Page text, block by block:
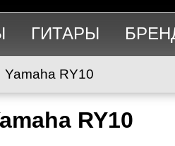
ГИТАРЫ
Yamaha RY10
RY10